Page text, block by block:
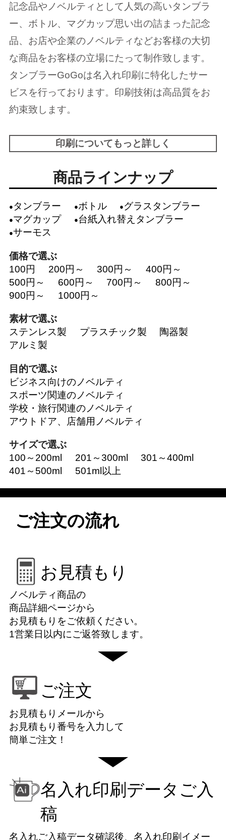
記念品やノベルティとして人気の高いタンブラ
ー、ボトル、マグカップ思い出の詰まった記念
品、お店や企業のノベルティなどお客様の大切
な商品をお客様の立場にたって制作致します。
タンブラーGoGoは名入れ印刷に特化したサー
ビスを行っております。印刷技術は高品質をお
約束致します。
印刷についてもっと詳しく
商品ラインナップ
タンブラー ボトル
グラスタンブラー
マグカップ
台紙入れ替えタンブラー
サーモス
価格で選ぶ
100円
200円～ 300円～
400円～
500円～
600円～ 700円～
800円～
900円～
1000円～
素材で選ぶ
ステンレス製
プラスチック製
陶器製
アルミ製
目的で選ぶ
ビジネス向けのノベルティ
スポーツ関連のノベルティ
学校・旅行関連のノベルティ
アウトドア、店舗用ノベルティ
サイズで選ぶ
100～200ml
201～300ml
301～400ml
401～500ml
501ml以上
ご注文の流れ
お見積もり
ノベルティ商品の
商品詳細ページから
お見積もりをご依頼ください。
1営業日以内にご返答致します。
ご注文
お見積もりメールから
お見積もり番号を入力して
簡単ご注文！
名入れ印刷データご入
稿
名入れご入稿データ確認後、名入れ印刷イメー